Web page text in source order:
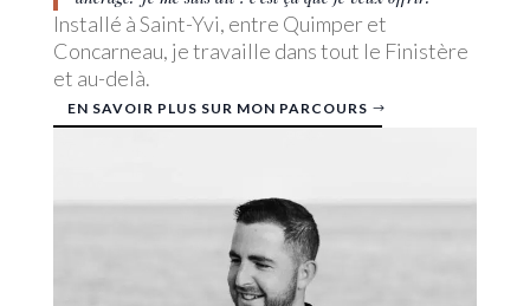
Installé à Saint-Yvi, entre Quimper et
Concarneau, je travaille dans tout le Finistère
et au-delà.
EN SAVOIR PLUS SUR MON PARCOURS